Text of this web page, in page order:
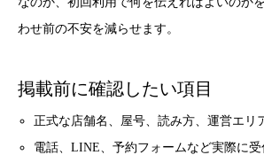
わせ前の不安を減らせます。
掲載前に確認したい項目
正式な店舗名、屋号、読み方、運営エリ
電話、LINE、予約フォームなど実際に